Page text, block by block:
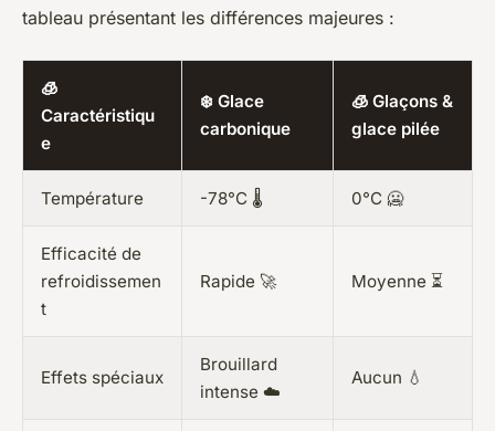
tableau présentant les différences majeures :
🧊
Caractéristiqu
e
❄️ Glace
carbonique
🧊 Glaçons &
glace pilée
Température -78°C 🌡️ 0°C 🥶
Efficacité de
refroidissemen
t
Rapide 🚀 Moyenne ⏳
Effets spéciaux
Brouillard
intense ☁️
Aucun 💧